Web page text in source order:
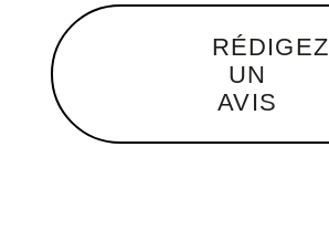
RÉDIGEZ
UN
AVIS